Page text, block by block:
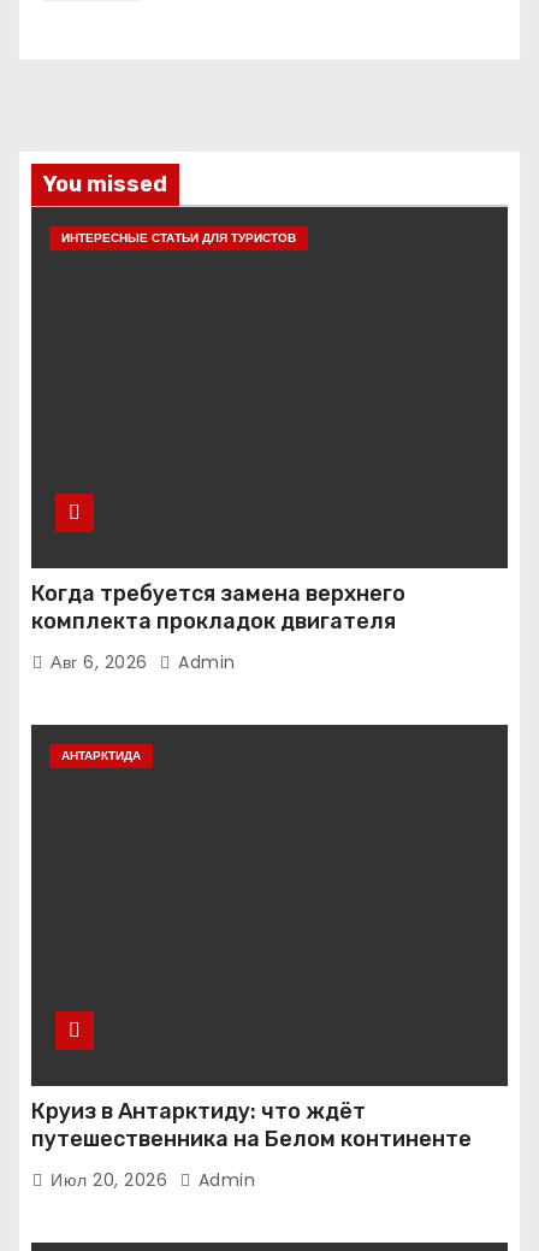
You missed
ИНТЕРЕСНЫЕ СТАТЬИ ДЛЯ ТУРИСТОВ
Когда требуется замена верхнего
комплекта прокладок двигателя
Авг 6, 2026 Admin
АНТАРКТИДА
Круиз в Антарктиду: что ждёт
путешественника на Белом континенте
Июл 20, 2026 Admin